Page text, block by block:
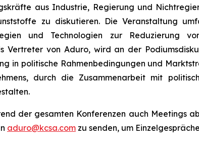
aus Industrie, Regierung und
zu diskutieren. Die Veranstaltung
und Technologien zur Reduzierung
von Aduro, wird an der
in politische Rahmenbedingungen und
durch die Zusammenarbeit mit
der gesamten Konferenzen auch Meetings
aduro@kcsa.com zu senden, um